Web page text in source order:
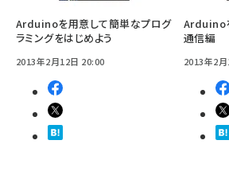
Arduinoを用意して簡単なプログ
ラミングをはじめよう
2013年2月12日 20:00
Arduino
通信編
2013年2